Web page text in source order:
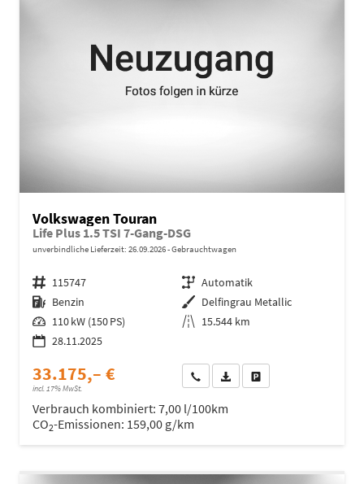
Volkswagen Touran
Life Plus 1.5 TSI 7-Gang-DSG
unverbindliche Lieferzeit: 26.09.2026 Gebrauchtwagen
Fahrzeugnr. 115747 Getriebe Automatik
Kraftstoff Benzin Außenfarbe Delfingrau Metallic
Leistung 110 kW (150 PS) Kilometerstand 15.544 km
28.11.2025
33.175,– €
incl. 17% MwSt.
Wir rufen Sie anFahrzeugexposé (PDF)
Verbrauch kombiniert: 7,00 l/100km
CO2-Emissionen: 159,00 g/km